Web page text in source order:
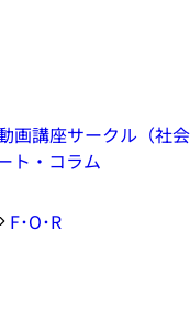
画講座サークル（社会
ト・コラム
F･O･R